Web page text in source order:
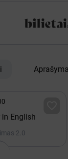
English
2.0